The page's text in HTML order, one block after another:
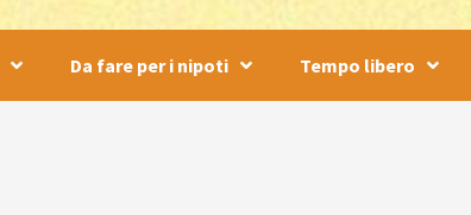
Da fare per i nipoti Tempo libero